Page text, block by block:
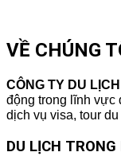
VỀ CHÚNG
CÔNG TY DU
động trong lĩnh vực
dịch vụ visa, tour
DU LỊCH TRONG